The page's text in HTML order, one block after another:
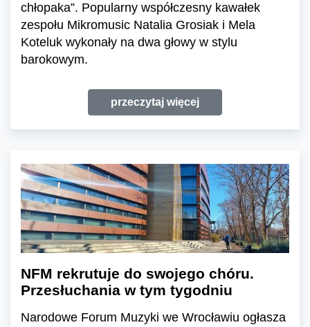
chłopaka”. Popularny współczesny kawałek
zespołu Mikromusic Natalia Grosiak i Mela
Koteluk wykonały na dwa głowy w stylu
barokowym.
przeczytaj więcej
NFM rekrutuje do swojego chóru.
Przesłuchania w tym tygodniu
Narodowe Forum Muzyki we Wrocławiu ogłasza